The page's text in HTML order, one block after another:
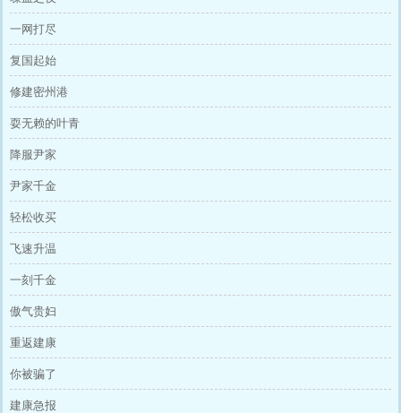
一网打尽
复国起始
修建密州港
耍无赖的叶青
降服尹家
尹家千金
轻松收买
飞速升温
一刻千金
傲气贵妇
重返建康
你被骗了
建康急报